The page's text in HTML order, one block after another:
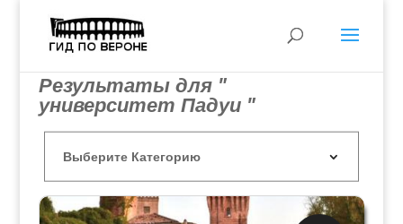
Результаты для "
университет Падуи "